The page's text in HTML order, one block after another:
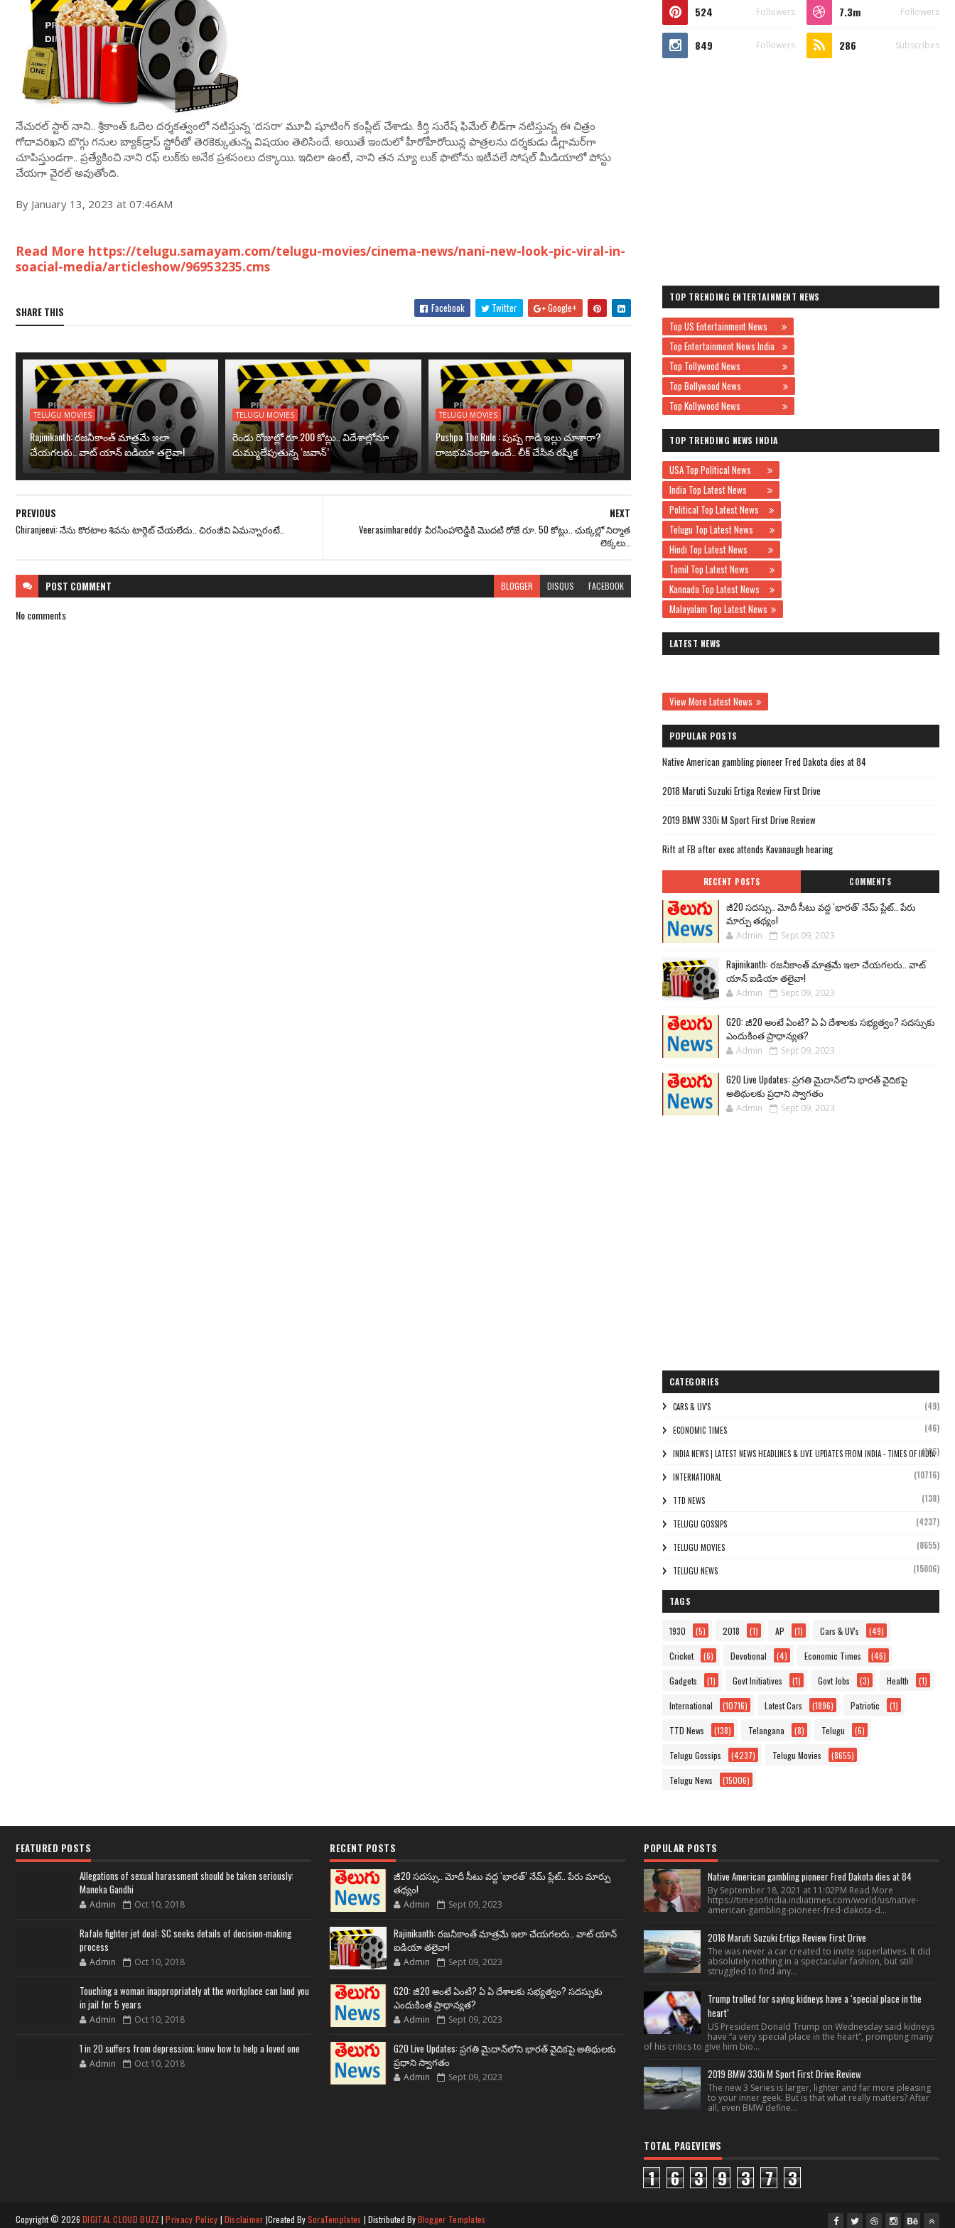
నేచురల్ స్టార్ నాని.. శ్రీకాంత్ ఓదెల దర్శకత్వంలో నటిస్తున్న ‘దసరా’ మూవీ షూటింగ్ కంప్లీట్ చేశాడు. కీర్తి సురేష్ ఫిమేల్ లీడ్‌గా నటిస్తున్న ఈ చిత్రం
గోదావరిఖని బొగ్గు గనుల బ్యాక్‌డ్రాప్ స్టోరీతో తెరకెక్కుతున్న విషయం తెలిసిందే. అయితే ఇందులో హీరోహీరోయిన్ల పాత్రలను దర్శకుడు డీగ్లామర్‌గా
చూపిస్తుండగా.. ప్రత్యేకించి నాని రఫ్ లుక్‌కు అనేక ప్రశసంలు దక్కాయి. ఇదిలా ఉంటే, నాని తన న్యూ లుక్‌ ఫొటోను ఇటీవలే సోషల్ మీడియాలో పోస్టు
చేయగా వైరల్ అవుతోంది.
By January 13, 2023 at 07:46AM
Read More https://telugu.samayam.com/telugu-movies/cinema-news/nani-new-look-pic-viral-in-
soacial-media/articleshow/96953235.cms
SHARE THIS Facebook Twitter Google+
TELUGU MOVIES
Rajinikanth: రజనీకాంత్ మాత్రమే ఇలా
చేయగలరు.. వాట్ యాన్ ఐడియా తలైవా!
TELUGU MOVIES
రెండు రోజుల్లో రూ.200 కోట్లు.. విదేశాల్లోనూ
దుమ్ములేపుతున్న ‘జవాన్’
TELUGU MOVIES
Pushpa The Rule : పుష్ప గాడి ఇల్లు చూశారా?
రాజభవనంలా ఉందే.. లీక్ చేసిన రష్మిక
NEXT
Veerasimhareddy: వీరసింహారెడ్డికి మొదటి రోజే రూ. 50 కోట్లు.. చుక్కల్లో నిర్మాత
లెక్కలు..
PREVIOUS
Chiranjeevi: నేను కొరటాల శివను టార్గెట్ చేయలేదు.. చిరంజీవి ఏమన్నారంటే..
POST COMMENT BLOGGER DISQUS FACEBOOK
No comments
524 Followers 7.3m Followers
849 Followers 286 Subscribes
TOP TRENDING ENTERTAINMENT NEWS
Top US Entertainment News
Top Entertainment News India
Top Tollywood News
Top Bollywood News
Top Kollywood News
TOP TRENDING NEWS INDIA
USA Top Political News
India Top Latest News
Political Top Latest News
Telugu Top Latest News
Hindi Top Latest News
Tamil Top Latest News
Kannada Top Latest News
Malayalam Top Latest News
LATEST NEWS
View More Latest News
POPULAR POSTS
Native American gambling pioneer Fred Dakota dies at 84
2018 Maruti Suzuki Ertiga Review First Drive
2019 BMW 330i M Sport First Drive Review
Rift at FB after exec attends Kavanaugh hearing
RECENT POSTS COMMENTS
జీ20 సదస్సు.. మోదీ సీటు వద్ద ‘భారత్’ నేమ్ ప్లేట్‌.. పేరు
మార్పు తథ్యం!
Admin Sept 09, 2023
Rajinikanth: రజనీకాంత్ మాత్రమే ఇలా చేయగలరు.. వాట్
యాన్ ఐడియా తలైవా!
Admin Sept 09, 2023
G20: జీ20 అంటే ఏంటి? ఏ ఏ దేశాలకు సభ్యత్వం? సదస్సుకు
ఎందుకింత ప్రాధాన్యత?
Admin Sept 09, 2023
G20 Live Updates: ప్రగతి మైదాన్‌లోని భారత్ వైదికపై
అతిథులకు ప్రధాని స్వాగతం
Admin Sept 09, 2023
CATEGORIES
CARS & UV'S (49)
ECONOMIC TIMES (46)
INDIA NEWS | LATEST NEWS HEADLINES & LIVE UPDATES FROM INDIA - TIMES OF INDIA
(106)
INTERNATIONAL (10716)
TTD NEWS (138)
TELUGU GOSSIPS (4237)
TELUGU MOVIES (8655)
TELUGU NEWS (15006)
TAGS
1930 (5) 2018 (1) AP (1) Cars & UV's (49)
Cricket (6) Devotional (4) Economic Times (46)
Gadgets (1) Govt Initiatives (1) Govt Jobs (3) Health (1)
International (10716) Latest Cars (1896) Patriotic (1)
TTD News (138) Telangana (8) Telugu (6)
Telugu Gossips (4237) Telugu Movies (8655)
Telugu News (15006)
FEATURED POSTS
Allegations of sexual harassment should be taken seriously:
Maneka Gandhi
Admin Oct 10, 2018
Rafale fighter jet deal: SC seeks details of decision-making
process
Admin Oct 10, 2018
Touching a woman inappropriately at the workplace can land you
in jail for 5 years
Admin Oct 10, 2018
1 in 20 suffers from depression; know how to help a loved one
Admin Oct 10, 2018
RECENT POSTS
జీ20 సదస్సు.. మోదీ సీటు వద్ద ‘భారత్’ నేమ్ ప్లేట్‌.. పేరు మార్పు
తథ్యం!
Admin Sept 09, 2023
Rajinikanth: రజనీకాంత్ మాత్రమే ఇలా చేయగలరు.. వాట్ యాన్
ఐడియా తలైవా!
Admin Sept 09, 2023
G20: జీ20 అంటే ఏంటి? ఏ ఏ దేశాలకు సభ్యత్వం? సదస్సుకు
ఎందుకింత ప్రాధాన్యత?
Admin Sept 09, 2023
G20 Live Updates: ప్రగతి మైదాన్‌లోని భారత్ వైదికపై అతిథులకు
ప్రధాని స్వాగతం
Admin Sept 09, 2023
POPULAR POSTS
Native American gambling pioneer Fred Dakota dies at 84
By September 18, 2021 at 11:02PM Read More
https://timesofindia.indiatimes.com/world/us/native-
american-gambling-pioneer-fred-dakota-d...
2018 Maruti Suzuki Ertiga Review First Drive
The was never a car created to invite superlatives. It did
absolutely nothing in a spectacular fashion, but still
struggled to find any...
Trump trolled for saying kidneys have a ‘special place in the
heart’
US President Donald Trump on Wednesday said kidneys
have “a very special place in the heart”, prompting many
of his critics to give him bio...
2019 BMW 330i M Sport First Drive Review
The new 3 Series is larger, lighter and far more pleasing
to your inner geek. But is that what really matters? After
all, even BMW define...
TOTAL PAGEVIEWS
1 6 3 9 3 7 3
Copyright © 2026 DIGITAL CLOUD BUZZ|Privacy Policy | Disclaimer |Created BySoraTemplates | Distributed ByBlogger Templates